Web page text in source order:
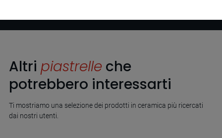
Altri piastrelleche
potrebbero interessarti
Ti mostriamo una selezione dei prodotti in ceramica più ricercati
dai nostri utenti.